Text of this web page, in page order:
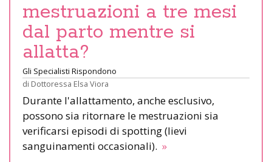
mestruazioni a tre mesi
dal parto mentre si
allatta?
Gli Specialisti Rispondono
di Dottoressa Elsa Viora
Durante l'allattamento, anche esclusivo,
possono sia ritornare le mestruazioni sia
verificarsi episodi di spotting (lievi
sanguinamenti occasionali). »